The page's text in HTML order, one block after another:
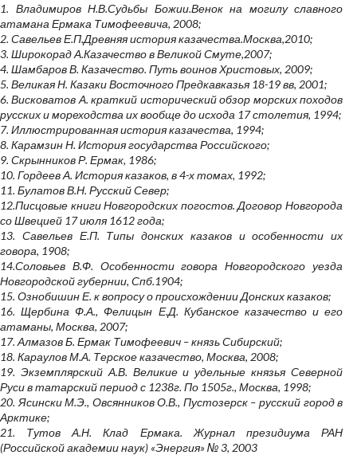
1. Владимиров Н.В.Судьбы Божии.Венок на могилу славного
атамана Ермака Тимофеевича, 2008;
2. Савельев Е.П.Древняя история казачества.Москва,2010;
3. Широкорад А.Казачество в Великой Смуте,2007;
4. Шамбаров В. Казачество. Путь воинов Христовых, 2009;
5. Великая Н. Казаки Восточного Предкавказья 18-19 вв, 2001;
6. Висковатов А. краткий исторический обзор морских походов
русских и мореходства их вообще до исхода 17 столетия, 1994;
7. Иллюстрированная история казачества, 1994;
8. Карамзин Н. История государства Российского;
9. Скрынников Р. Ермак, 1986;
10. Гордеев А. История казаков, в 4-х томах, 1992;
11. Булатов В.Н. Русский Север;
12.Писцовые книги Новгородских погостов. Договор Новгорода
со Швецией 17 июля 1612 года;
13. Савельев Е.П. Типы донских казаков и особенности их
говора, 1908;
14.Соловьев В.Ф. Особенности говора Новгородского уезда
Новгородской губернии, Спб.1904;
15. Ознобишин Е. к вопросу о происхождении Донских казаков;
16. Щербина Ф.А., Фелицын Е.Д. Кубанское казачество и его
атаманы, Москва, 2007;
17. Алмазов Б. Ермак Тимофеевич – князь Сибирский;
18. Караулов М.А. Терское казачество, Москва, 2008;
19. Экземплярский А.В. Великие и удельные князья Северной
Руси в татарский период с 1238г. По 1505г., Москва, 1998;
20. Ясински М.Э., Овсянников О.В., Пустозерск – русский город в
Арктике;
21. Тутов А.Н. Клад Ермака. Журнал президиума РАН
(Российской академии наук) «Энергия» № 3, 2003